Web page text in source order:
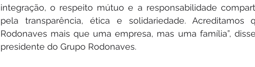
integração, o respeito mútuo e a responsabilidade
pela transparência, ética e solidariedade.
Rodonaves mais que uma empresa, mas uma família”,
presidente do Grupo Rodonaves.